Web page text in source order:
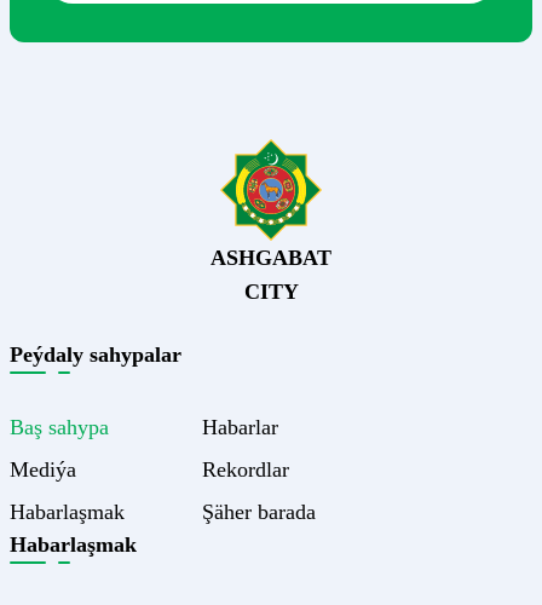
ASHGABAT
CITY
Peýdaly sahypalar
Baş sahypa
Habarlar
Mediýa
Rekordlar
Habarlaşmak
Şäher barada
Habarlaşmak